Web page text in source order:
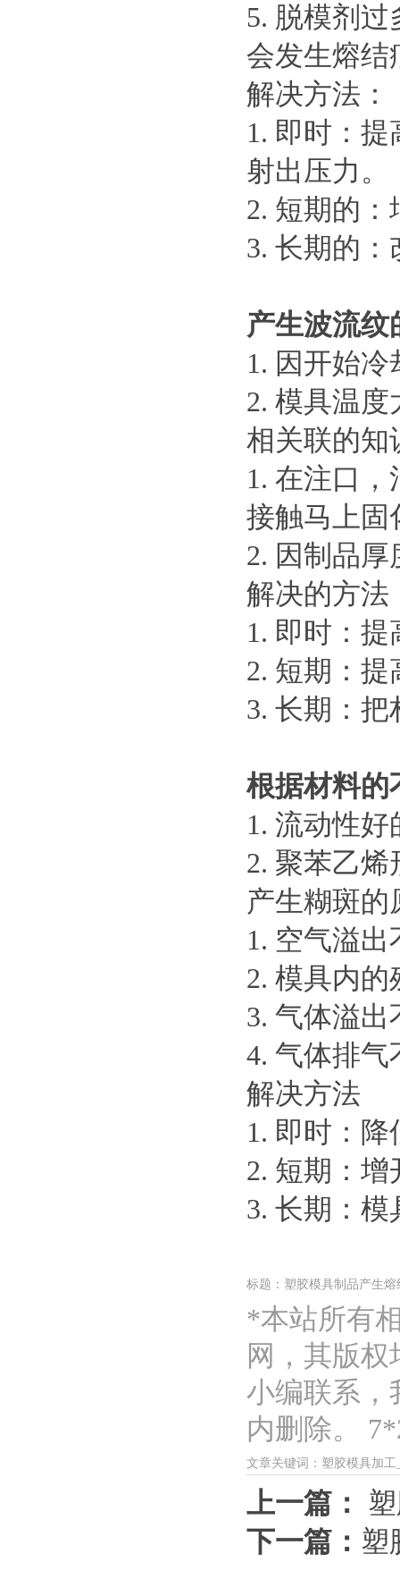
5. 脱模剂
会发生熔结
解决方法：
1. 即时：
射出压力。
2. 短期的
3. 长期的
产生波流纹
1. 因开始
2. 模具温度
相关联的知
1. 在注口
接触马上固
2. 因制品
解决的方法
1. 即时：
2. 短期：
3. 长期：
根据材料的
1. 流动性
2. 聚苯乙
产生糊斑的
1. 空气溢
2. 模具内
3. 气体溢
4. 气体排
解决方法
1. 即时：
2. 短期：
3. 长期：
标题：塑胶模具制品产生熔
*本站所有
网，其版
小编联系，
内删除。
文章关键词：塑胶模具加
上一篇：
下一篇： 塑